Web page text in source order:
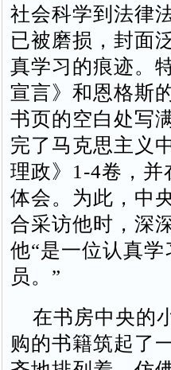
社会科学到法律
已被磨损，封面
真学习的痕迹。
宣言》和恩格斯
书页的空白处写
完了马克思主义
理政》1-4卷，
体会。为此，中
合采访他时，深
他“是一位认真
员。”
在书房中央的
购的书籍筑起了